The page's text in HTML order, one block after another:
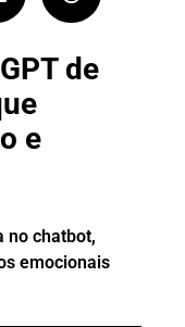
de
e
no chatbot,
emocionais